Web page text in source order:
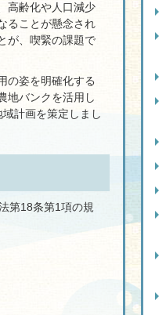
高齢化や人口減少
ることが懸念され
が、喫緊の課題で
の姿を明確化する
地バンクを活用し
計画を策定しまし
第18条第1項の規